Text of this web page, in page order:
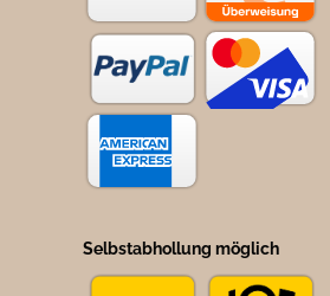
Selbstabhollung möglich